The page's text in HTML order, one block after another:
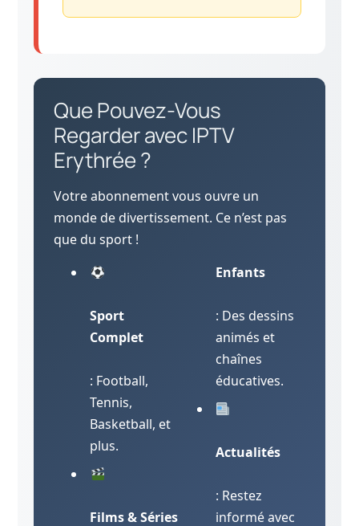
Que Pouvez-Vous
Regarder avec IPTV
Erythrée ?
Votre abonnement vous ouvre un
monde de divertissement. Ce n’est pas
que du sport !
Sport
Complet
: Football,
Tennis,
Basketball, et
plus.
Films & Séries
Enfants
: Des dessins
animés et
chaînes
éducatives.
Actualités
: Restez
informé avec